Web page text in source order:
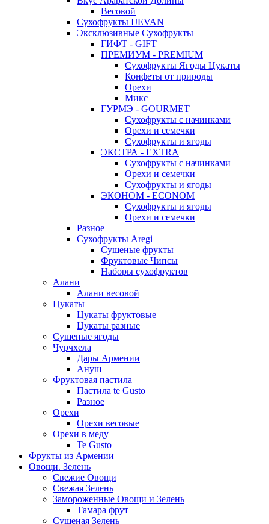
Весовой
Сухофрукты IJEVAN
Эксклюзивные Сухофрукты
ГИФТ - GIFT
ПРЕМИУМ - PREMIUM
Сухофрукты Ягоды Цукаты
Конфеты от природы
Орехи
Микс
ГУРМЭ - GOURMET
Сухофрукты с начинками
Орехи и семечки
Сухофрукты и ягоды
ЭКСТРА - EXTRA
Сухофрукты с начинками
Орехи и семечки
Сухофрукты и ягоды
ЭКОНОМ - ECONOM
Сухофрукты и ягоды
Орехи и семечки
Разное
Сухофрукты Aregi
Сушеные фрукты
Фруктовые Чипсы
Наборы сухофруктов
Алани
Алани весовой
Цукаты
Цукаты фруктовые
Цукаты разные
Сушеные ягоды
Чурчхела
Дары Армении
Ануш
Фруктовая пастила
Пастила te Gusto
Разное
Орехи
Орехи весовые
Орехи в меду
Te Gusto
Фрукты из Армении
Овощи. Зелень
Свежие Овощи
Свежая Зелень
Замороженные Овощи и Зелень
Тамара фрут
Сушеная Зелень